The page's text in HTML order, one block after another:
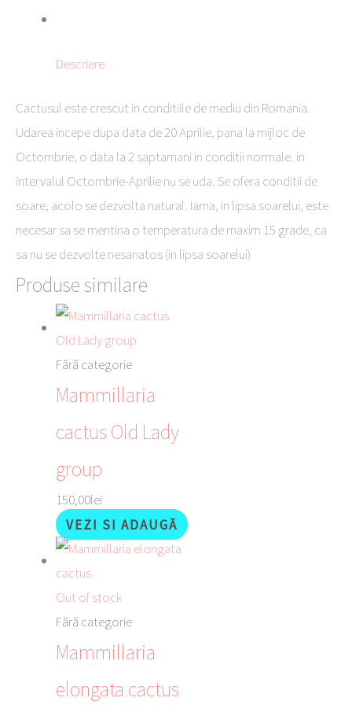
Descriere
Cactusul este crescut in conditiile de mediu din Romania.
Udarea incepe dupa data de 20 Aprilie, pana la mijloc de
Octombrie, o data la 2 saptamani in conditii normale. in
intervalul Octombrie-Aprilie nu se uda. Se ofera conditii de
soare, acolo se dezvolta natural. Iarna, in lipsa soarelui, este
necesar sa se mentina o temperatura de maxim 15 grade, ca
sa nu se dezvolte nesanatos (in lipsa soarelui)
Produse similare
Fără categorie
Mammillaria
cactus Old Lady
group
150,00lei
VEZI SI ADAUGĂ
Out of stock
Fără categorie
Mammillaria
elongata cactus